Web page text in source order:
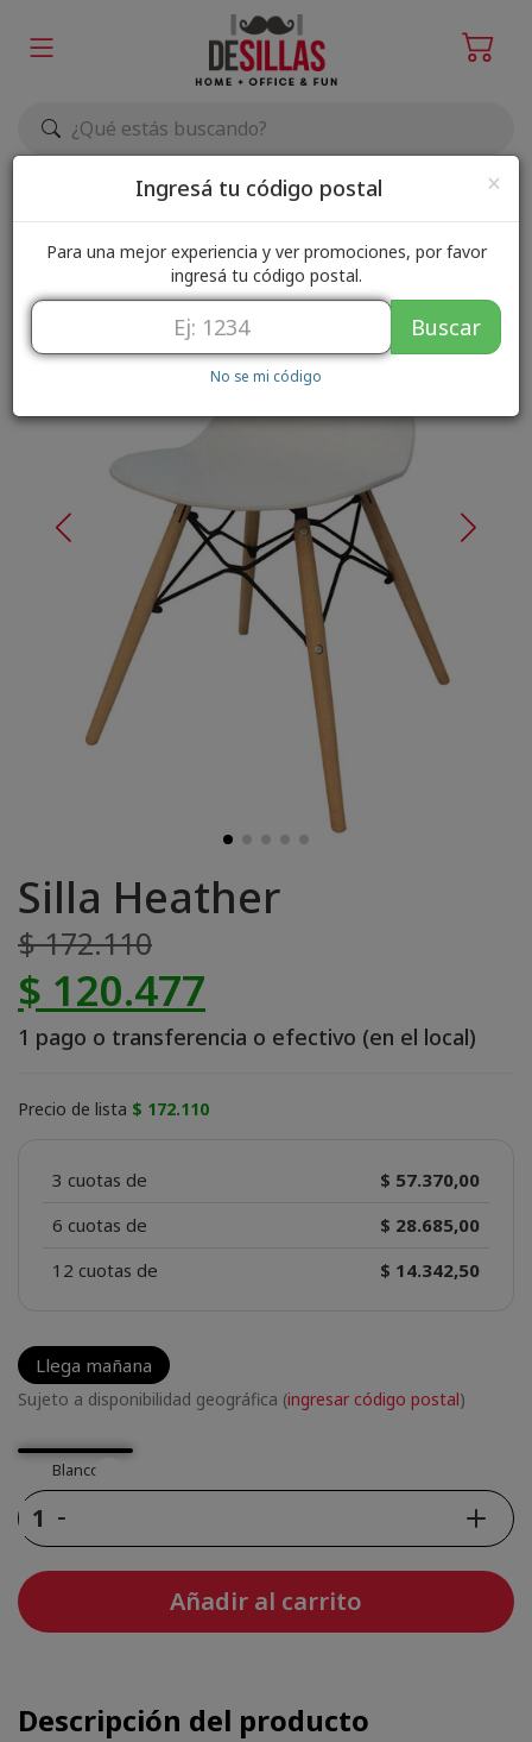
Elegir zona de envío
Silla Heather
$ 172.110
$ 120.477
1 pago o transferencia o efectivo (en el local)
Precio de lista $ 172.110
3 cuotas de
$ 57.370,00
6 cuotas de
$ 28.685,00
12 cuotas de
$ 14.342,50
Llega mañana
Sujeto a disponibilidad geográfica (ingresar código postal)
Blanco
Añadir al carrito
Descripción del producto
×
Ingresá tu código postal
Para una mejor experiencia y ver promociones, por favor
ingresá tu código postal.
Buscar
No se mi código